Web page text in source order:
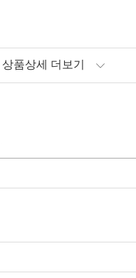
상품상세 더보기